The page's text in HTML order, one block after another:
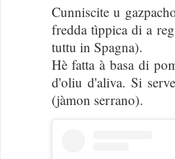
Cunniscite u
fredda tìppica di a
tuttu in Spagna).
Hè fatta à basa di
d'oliu d'aliva. Si
(jàmon serrano).